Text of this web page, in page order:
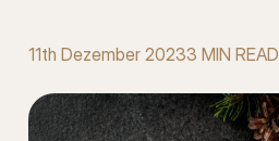
11th Dezember 20233 MIN READ